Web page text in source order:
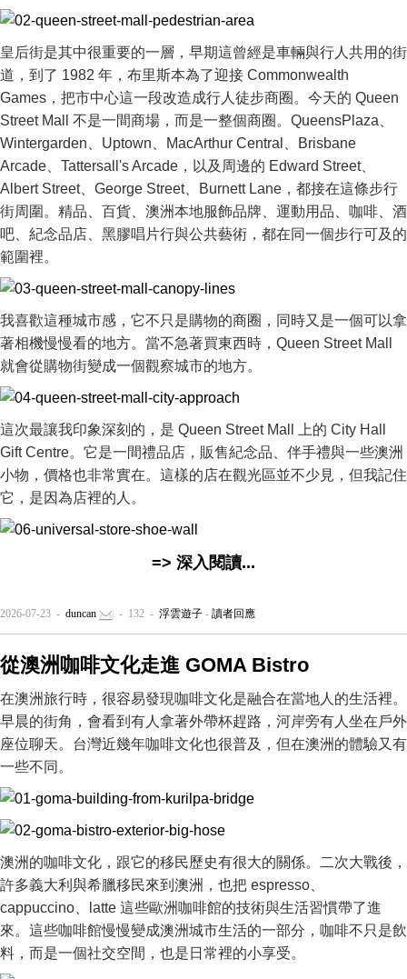
皇后街是其中很重要的一層，早期這曾經是車輛與行人共用的街
道，到了 1982 年，布里斯本為了迎接 Commonwealth
Games，把市中心這一段改造成行人徒步商圈。今天的 Queen
Street Mall 不是一間商場，而是一整個商圈。QueensPlaza、
Wintergarden、Uptown、MacArthur Central、Brisbane
Arcade、Tattersall's Arcade，以及周邊的 Edward Street、
Albert Street、George Street、Burnett Lane，都接在這條步行
街周圍。精品、百貨、澳洲本地服飾品牌、運動用品、咖啡、酒
吧、紀念品店、黑膠唱片行與公共藝術，都在同一個步行可及的
範圍裡。
我喜歡這種城市感，它不只是購物的商圈，同時又是一個可以拿
著相機慢慢看的地方。當不急著買東西時，Queen Street Mall
就會從購物街變成一個觀察城市的地方。
這次最讓我印象深刻的，是 Queen Street Mall 上的 City Hall
Gift Centre。它是一間禮品店，販售紀念品、伴手禮與一些澳洲
小物，價格也非常實在。這樣的店在觀光區並不少見，但我記住
它，是因為店裡的人。
=> 深入閱讀...
2026-07-23 - duncan - 132 - 浮雲遊子 - 讀者回應
從澳洲咖啡文化走進 GOMA Bistro
在澳洲旅行時，很容易發現咖啡文化是融合在當地人的生活裡。
早晨的街角，會看到有人拿著外帶杯趕路，河岸旁有人坐在戶外
座位聊天。台灣近幾年咖啡文化也很普及，但在澳洲的體驗又有
一些不同。
澳洲的咖啡文化，跟它的移民歷史有很大的關係。二次大戰後，
許多義大利與希臘移民來到澳洲，也把 espresso、
cappuccino、latte 這些歐洲咖啡館的技術與生活習慣帶了進
來。這些咖啡館慢慢變成澳洲城市生活的一部分，咖啡不只是飲
料，而是一個社交空間，也是日常裡的小享受。